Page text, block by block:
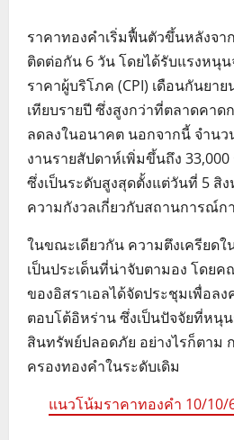
ราคาทองคำเริ่มฟื้นตัวขึ้นหลังจา
ติดต่อกัน 6 วัน โดยได้รับแรงหนุน
ราคาผู้บริโภค (CPI) เดือนกันยาย
เทียบรายปี ซึ่งสูงกว่าที่ตลาดคา
ลดลงในอนาคต นอกจากนี้ จำนว
งานรายสัปดาห์เพิ่มขึ้นถึง 33,000
ซึ่งเป็นระดับสูงสุดตั้งแต่วันที่ 5 สิ
ความกังวลเกี่ยวกับสถานการณ์ก
ในขณะเดียวกัน ความตึงเครียดใ
เป็นประเด็นที่น่าจับตามอง โดย
ของอิสราเอลได้จัดประชุมเพื่อล
ตอบโต้อิหร่าน ซึ่งเป็นปัจจัยที่หนุ
สินทรัพย์ปลอดภัย อย่างไรก็ตาม
ครองทองคำในระดับเดิม
แนวโน้มราคาทองคำ 10/10/